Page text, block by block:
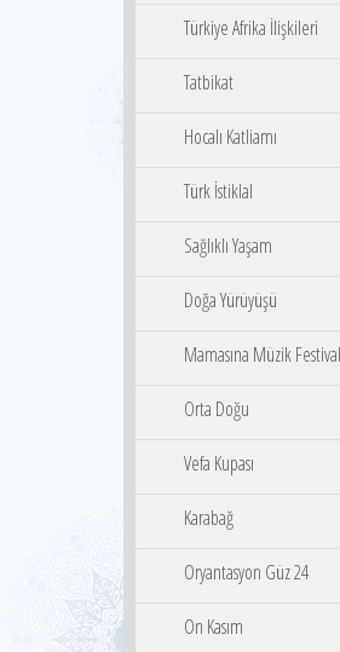
Türkiye Afrika İlişkileri
Tatbikat
Hocalı Katliamı
Türk İstiklal
Sağlıklı Yaşam
Doğa Yürüyüşü
Mamasına Müzik
Orta Doğu
Vefa Kupası
Karabağ
Oryantasyon Güz 24
On Kasım